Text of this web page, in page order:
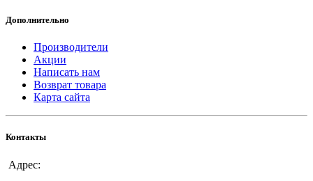
Дополнительно
Производители
Акции
Написать нам
Возврат товара
Карта сайта
Контакты
Адрес: